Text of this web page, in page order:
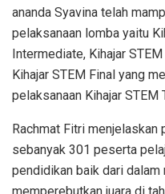
ananda Syavina telah
pelaksanaan lomba yaitu
Intermediate, Kihajar
Kihajar STEM Final yang
pelaksanaan Kihajar STEM
Rachmat Fitri
sebanyak 301 peserta
pendidikan baik dari dalam
memperebutkan juara di